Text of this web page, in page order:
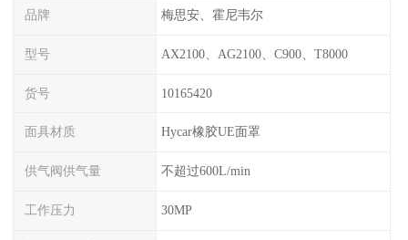
品牌 梅思安、霍尼韦尔
型号 AX2100、AG2100、C900、T8000
货号 10165420
面具材质 Hycar橡胶UE面罩
供气阀供气量 不超过600L/min
工作压力 30MP